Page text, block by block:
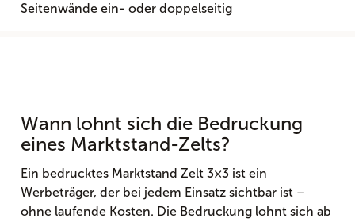
Seitenwände ein- oder doppelseitig
Wann lohnt sich die Bedruckung
eines Marktstand-Zelts?
Ein bedrucktes Marktstand Zelt 3×3 ist ein
Werbeträger, der bei jedem Einsatz sichtbar ist –
ohne laufende Kosten. Die Bedruckung lohnt sich ab